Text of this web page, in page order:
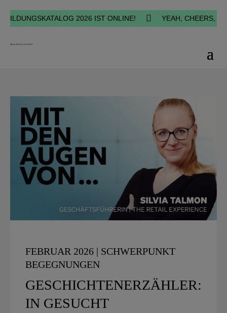
2026 IST ONLINE! YEAH, CHEERS,
FEBRUAR 2026 | SCHWERPUNKT
BEGEGNUNGEN
GESCHICHTENERZÄHLER:
IN GESUCHT